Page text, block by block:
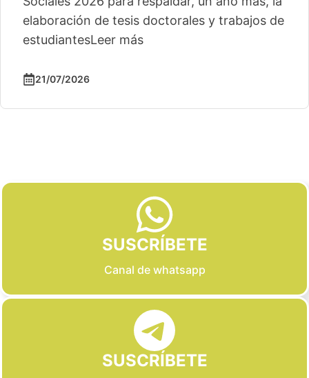
elaboración de tesis doctorales y trabajos de
estudiantesLeer más
21/07/2026
SUSCRÍBETE
Canal de whatsapp
SUSCRÍBETE